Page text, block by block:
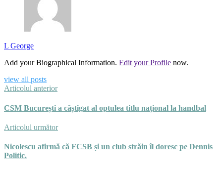
L George
Add your Biographical Information. Edit your Profile now.
view all posts
Articolul anterior
CSM București a câștigat al optulea titlu național la handbal
Articolul următor
Nicolescu afirmă că FCSB și un club străin îl doresc pe Dennis
Politic.